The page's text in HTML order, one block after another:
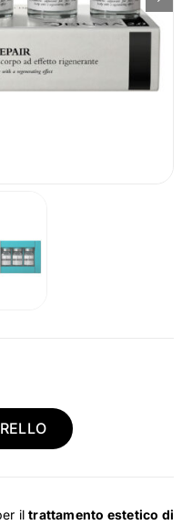
iltrattamento estetico di